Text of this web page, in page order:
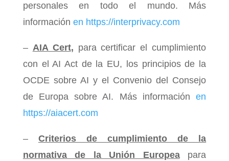
personales en todo el mundo. Más
información en https://interprivacy.com
– AIA Cert, para certificar el cumplimiento
con el AI Act de la EU, los principios de la
OCDE sobre AI y el Convenio del Consejo
de Europa sobre AI. Más informaciónen
https://aiacert.com
– Criterios de cumplimiento de la
normativa de la Unión Europeapara